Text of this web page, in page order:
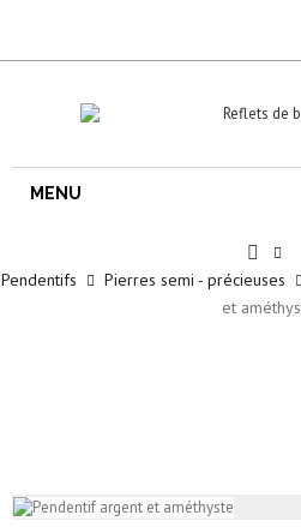
MENU
Pendentifs Pierres semi - précieuses
et